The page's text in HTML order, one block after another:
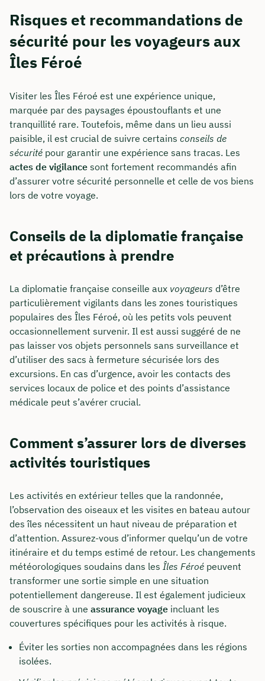
Risques et recommandations de
sécurité pour les voyageurs aux
Îles Féroé
Visiter les Îles Féroé est une expérience unique,
marquée par des paysages époustouflants et une
tranquillité rare. Toutefois, même dans un lieu aussi
paisible, il est crucial de suivre certains conseils de
sécurité pour garantir une expérience sans tracas. Les
actes de vigilance sont fortement recommandés afin
d’assurer votre sécurité personnelle et celle de vos biens
lors de votre voyage.
Conseils de la diplomatie française
et précautions à prendre
La diplomatie française conseille aux voyageurs d’être
particulièrement vigilants dans les zones touristiques
populaires des Îles Féroé, où les petits vols peuvent
occasionnellement survenir. Il est aussi suggéré de ne
pas laisser vos objets personnels sans surveillance et
d’utiliser des sacs à fermeture sécurisée lors des
excursions. En cas d’urgence, avoir les contacts des
services locaux de police et des points d’assistance
médicale peut s’avérer crucial.
Comment s’assurer lors de diverses
activités touristiques
Les activités en extérieur telles que la randonnée,
l’observation des oiseaux et les visites en bateau autour
des îles nécessitent un haut niveau de préparation et
d’attention. Assurez-vous d’informer quelqu’un de votre
itinéraire et du temps estimé de retour. Les changements
météorologiques soudains dans les Îles Féroé peuvent
transformer une sortie simple en une situation
potentiellement dangereuse. Il est également judicieux
de souscrire à une assurance voyage incluant les
couvertures spécifiques pour les activités à risque.
Éviter les sorties non accompagnées dans les régions
isolées.